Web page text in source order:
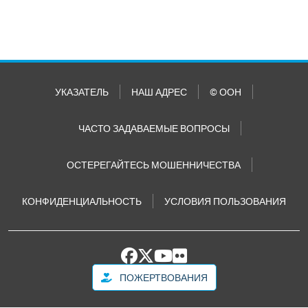
УКАЗАТЕЛЬ НАШ АДРЕС © ООН
ЧАСТО ЗАДАВАЕМЫЕ ВОПРОСЫ
ОСТЕРЕГАЙТЕСЬ МОШЕННИЧЕСТВА
КОНФИДЕНЦИАЛЬНОСТЬ УСЛОВИЯ ПОЛЬЗОВАНИЯ
ПОЖЕРТВОВАНИЯ